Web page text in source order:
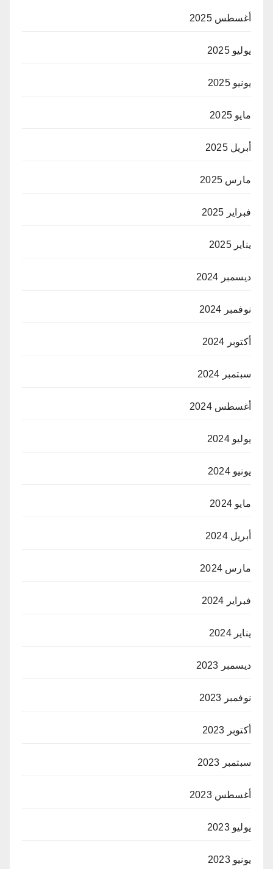
أغسطس 2025
يوليو 2025
يونيو 2025
مايو 2025
أبريل 2025
مارس 2025
فبراير 2025
يناير 2025
ديسمبر 2024
نوفمبر 2024
أكتوبر 2024
سبتمبر 2024
أغسطس 2024
يوليو 2024
يونيو 2024
مايو 2024
أبريل 2024
مارس 2024
فبراير 2024
يناير 2024
ديسمبر 2023
نوفمبر 2023
أكتوبر 2023
سبتمبر 2023
أغسطس 2023
يوليو 2023
يونيو 2023